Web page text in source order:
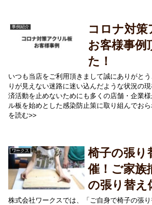
事例紹介
コロナ対策
お客様事例
た！
いつも当店をご利用頂きまして誠にありがと
りが見えない迷路に迷い込んだような状況の
済活動を止めないためにも多くの店舗・企業
ル板を始めとした感染防止策に取り組んでお
を読む>>
ワークス
椅子の張り
催！ご家族
の張り替え
株式会社ワークスでは、「ご自身で椅子の張